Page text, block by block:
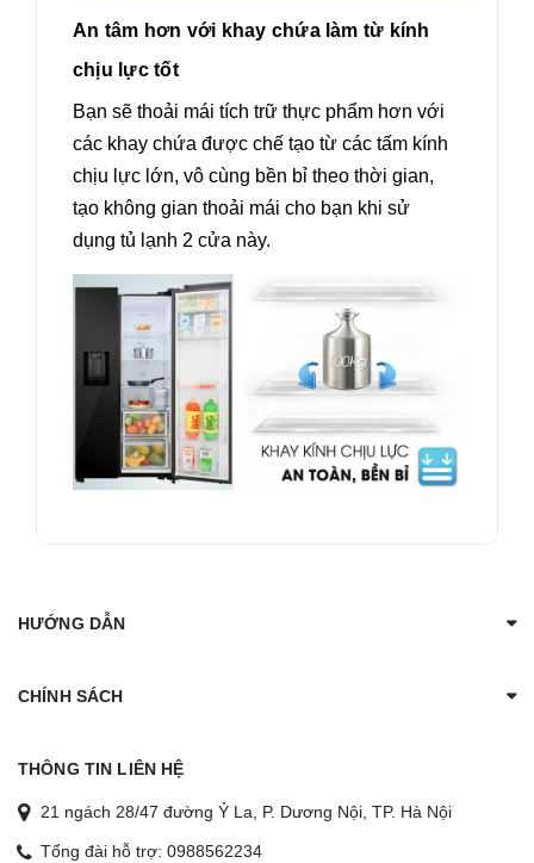
An tâm hơn với khay chứa làm từ kính
chịu lực tốt
Bạn sẽ thoải mái tích trữ thực phẩm hơn với
các khay chứa được chế tạo từ các tấm kính
chịu lực lớn, vô cùng bền bỉ theo thời gian,
tạo không gian thoải mái cho bạn khi sử
dụng tủ lạnh 2 cửa này.
HƯỚNG DẪN
CHÍNH SÁCH
THÔNG TIN LIÊN HỆ
21 ngách 28/47 đường Ỷ La, P. Dương Nội, TP. Hà Nội
Tổng đài hỗ trợ: 0988562234